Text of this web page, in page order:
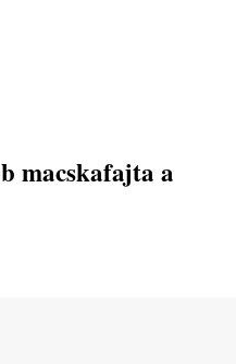
macskafajta a